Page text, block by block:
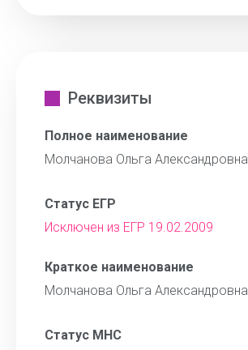
Реквизиты
Полное наименование
Молчанова Ольга Александровна
Статус ЕГР
Исключен из ЕГР 19.02.2009
Краткое наименование
Молчанова Ольга Александровна
Статус МНС